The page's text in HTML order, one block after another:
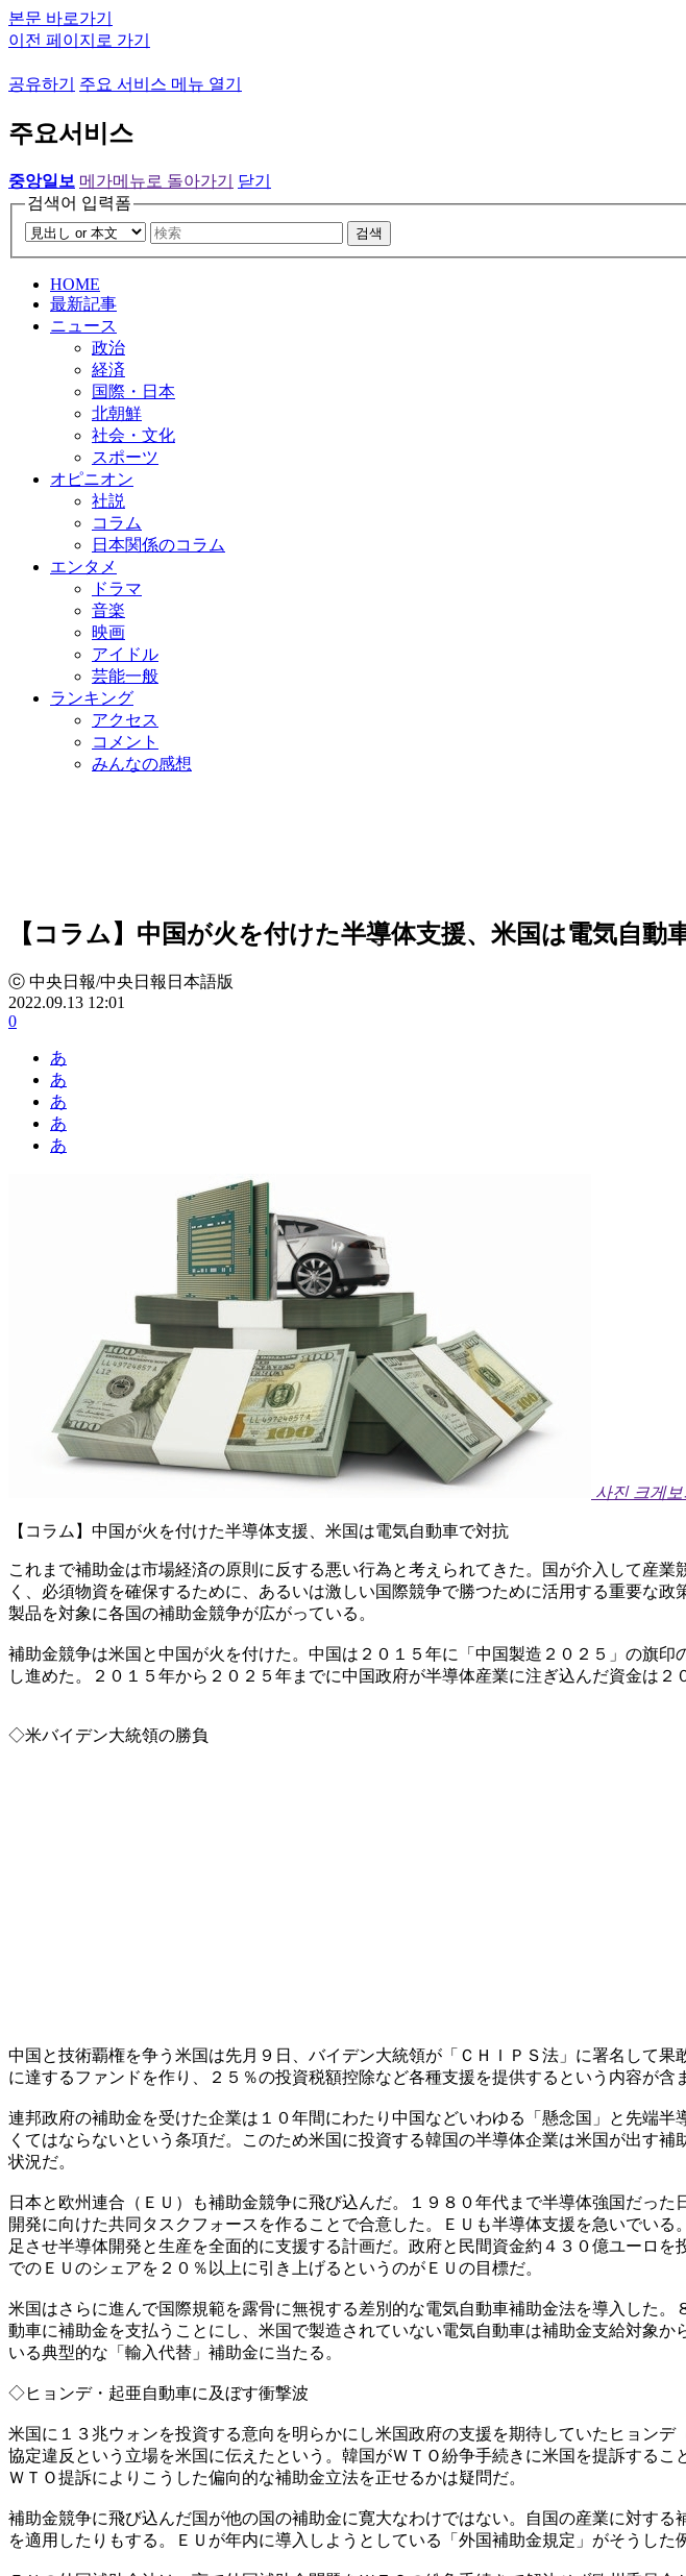
본문 바로가기
이전 페이지로 가기
공유하기 주요 서비스 메뉴 열기
주요서비스
중앙일보 메가메뉴로 돌아가기
닫기
검색어 입력폼
검색
HOME
最新記事
ニュース
政治
経済
国際・日本
北朝鮮
社会・文化
スポーツ
オピニオン
社説
コラム
日本関係のコラム
エンタメ
ドラマ
音楽
映画
アイドル
芸能一般
ランキング
アクセス
コメント
みんなの感想
【コラム】中国が火を付けた半導体支援、米国は電気自動
ⓒ 中央日報/中央日報日本語版
2022.09.13 12:01
0
あ
あ
あ
あ
あ
사진 크게
【コラム】中国が火を付けた半導体支援、米国は電気自動車で対抗
これまで補助金は市場経済の原則に反する悪い行為と考えられてきた。国が介入して産
く、必須物資を確保するために、あるいは激しい国際競争で勝つために活用する重要な
製品を対象に各国の補助金競争が広がっている。
補助金競争は米国と中国が火を付けた。中国は２０１５年に「中国製造２０２５」の旗
し進めた。２０１５年から２０２５年までに中国政府が半導体産業に注ぎ込んだ資金は２
◇米バイデン大統領の勝負
中国と技術覇権を争う米国は先月９日、バイデン大統領が「ＣＨＩＰＳ法」に署名して
に達するファンドを作り、２５％の投資税額控除など各種支援を提供するという内容が
連邦政府の補助金を受けた企業は１０年間にわたり中国などいわゆる「懸念国」と先端
くてはならないという条項だ。このため米国に投資する韓国の半導体企業は米国が出す
状況だ。
日本と欧州連合（ＥＵ）も補助金競争に飛び込んだ。１９８０年代まで半導体強国だっ
開発に向けた共同タスクフォースを作ることで合意した。ＥＵも半導体支援を急いでい
足させ半導体開発と生産を全面的に支援する計画だ。政府と民間資金約４３０億ユーロ
でのＥＵのシェアを２０％以上に引き上げるというのがＥＵの目標だ。
米国はさらに進んで国際規範を露骨に無視する差別的な電気自動車補助金法を導入した
動車に補助金を支払うことにし、米国で製造されていない電気自動車は補助金支給対象
いる典型的な「輸入代替」補助金に当たる。
◇ヒョンデ・起亜自動車に及ぼす衝撃波
米国に１３兆ウォンを投資する意向を明らかにし米国政府の支援を期待していたヒョン
協定違反という立場を米国に伝えたという。韓国がＷＴＯ紛争手続きに米国を提訴する
ＷＴＯ提訴によりこうした偏向的な補助金立法を正せるかは疑問だ。
補助金競争に飛び込んだ国が他の国の補助金に寛大なわけではない。自国の産業に対す
を適用したりもする。ＥＵが年内に導入しようとしている「外国補助金規定」がそうした